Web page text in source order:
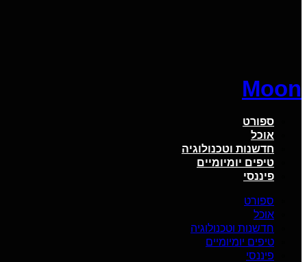
Moon
ספורט
אוכל
חדשנות וטכנולוגיה
טיפים יומיומיים
פיננסי
ספורט
אוכל
חדשנות וטכנולוגיה
טיפים יומיומיים
פיננסי